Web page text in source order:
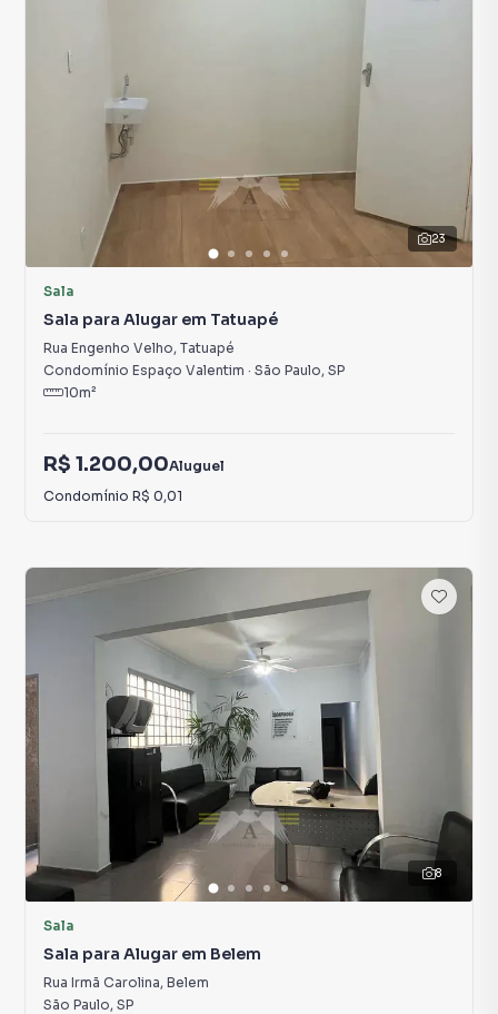
23
Sala
Sala para Alugar em Tatuapé
Rua Engenho Velho, Tatuapé
Condomínio Espaço Valentim · São Paulo, SP
10m²
R$ 1.200,00Aluguel
Condomínio R$ 0,01
8
Sala
Sala para Alugar em Belem
Rua Irmã Carolina, Belem
São Paulo, SP